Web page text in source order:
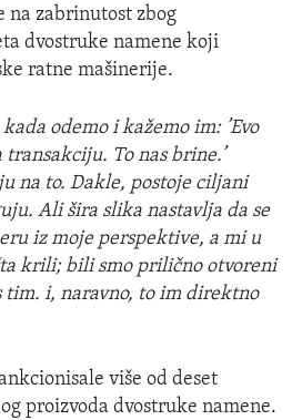
na zabrinutost zbog
dvostruke namene koji
ratne mašinerije.
odemo i kažemo im: ’Evo
To nas brine.’
na to. Dakle, postoje ciljani
Ali šira slika nastavlja da se
iz moje perspektive, a mi u
krili; bili smo prilično otvoreni
tim. i, naravno, to im direktno
više od deset
proizvoda dvostruke namene.